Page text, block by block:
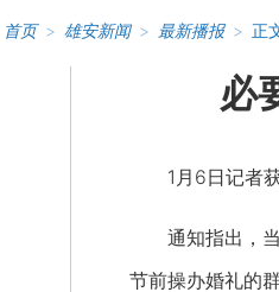
首页 > 雄安新闻 > 最新播报 > 正
必
1月6日记者获
通知指出，当
节前操办婚礼的